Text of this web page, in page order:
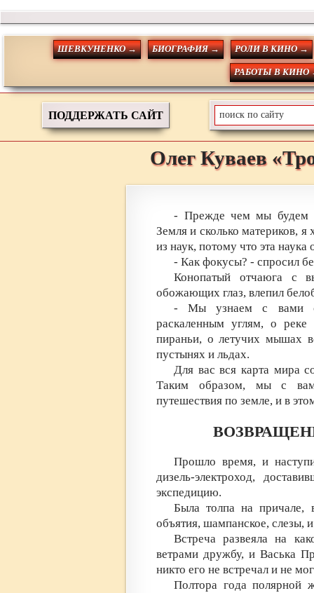
ШЕВКУНЕНКО → БИОГРАФИЯ → РОЛИ В КИНО →
РАБОТЫ В КИНО
ПОДДЕРЖАТЬ САЙТ
Олег Куваев
- Прежде чем мы будем
Земля и сколько материков,
из наук, потому что эта наука
- Как фокусы? - спросил
Конопатый отчаюга с
обожающих глаз, влепил
- Мы узнаем с вами о
раскаленным углям, о
пираньи, о летучих мышах
пустынях и льдах.
Для вас вся карта мира
Таким образом, мы с
путешествия по земле, и в
Прошло время, и
дизель-электроход,
экспедицию.
Была толпа на причале,
объятия, шампанское, слезы,
Встреча развеяла на
ветрами дружбу, и Васька
никто его не встречал и не
Полтора года полярной